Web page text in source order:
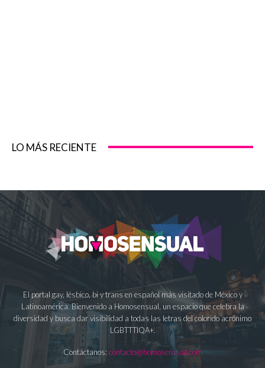
LO MÁS RECIENTE
El portal gay, lésbico, bi y trans en español más visitado de México y
Latinoamérica. Bienvenido a Homosensual, un espacio que celebra la
diversidad y busca dar visibilidad a todas las letras del colorido acrónimo
LGBTTTIQA+.
Contáctanos: contacto@homosensual.com